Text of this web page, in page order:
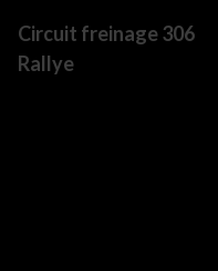
Circuit freinage 306
Rallye